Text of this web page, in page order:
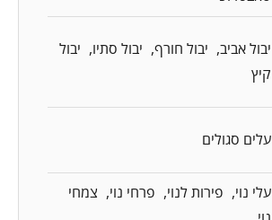
יבול אביב יבול חורף יבול סתיו
יבול
קיץ
עלים סגולים
עלי נוי פירות לנוי פרחי נוי
צמחי